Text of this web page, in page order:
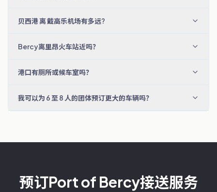
贝西港 离 戴高乐机场有多远?
Bercy离里昂火车站近吗？
港口有厕所或候车室吗？
我可以为 6 至 8 人的团体预订更大的车辆吗？
预订Port of Bercy接送服务